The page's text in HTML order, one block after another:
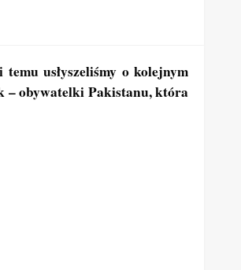
usłyszeliśmy o kolejnym
– obywatelki Pakistanu, która